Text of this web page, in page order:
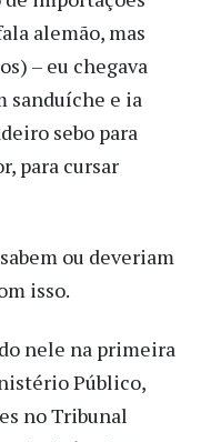
alemão, mas
– eu chegava
sanduíche e ia
sebo para
para cursar
ou deveriam
isso.
nele na primeira
Público,
no Tribunal